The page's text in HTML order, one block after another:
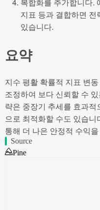
복합화를 추가합니다.
지표 등과 결합하면
있습니다.
요약
지수 평활 확률적 지표 변
조정하여 보다 신뢰할 수
략은 중장기 추세를 효과
으로 최적화할 수도 있습
통해 더 나은 안정적 수익
Source
Pine